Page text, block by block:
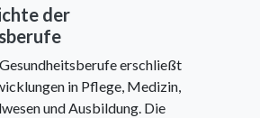
der
erschließt
in Pflege, Medizin,
und Ausbildung. Die